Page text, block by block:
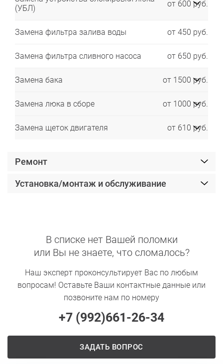
(УБЛ)
от 600 руб.
Замена фильтра залива воды от 450 руб.
Замена фильтра сливного насоса от 650 руб.
Замена бака от 1500 руб.
Замена люка в сборе от 1000 руб.
Замена щеток двигателя от 610 руб.
Ремонт
Установка/монтаж и обслуживание
В списке нет Вашей поломки
или Вы не знаете, что сломалось?
Наш эксперт проконсультирует Вас по любым
вопросам! Оставьте Ваши контактные данные или
позвоните нам по номеру
+7 (992)661-26-34
ЗАДАТЬ ВОПРОС